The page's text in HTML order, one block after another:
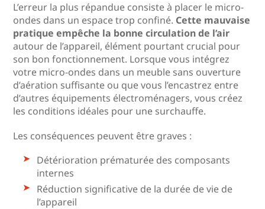
L’erreur la plus répandue consiste à placer le micro-
ondes dans un espace trop confiné. Cette mauvaise
pratique empêche la bonne circulation de l’air
autour de l’appareil, élément pourtant crucial pour
son bon fonctionnement. Lorsque vous intégrez
votre micro-ondes dans un meuble sans ouverture
d’aération suffisante ou que vous l’encastrez entre
d’autres équipements électroménagers, vous créez
les conditions idéales pour une surchauffe.
Les conséquences peuvent être graves :
Détérioration prématurée des composants
internes
Réduction significative de la durée de vie de
l’appareil